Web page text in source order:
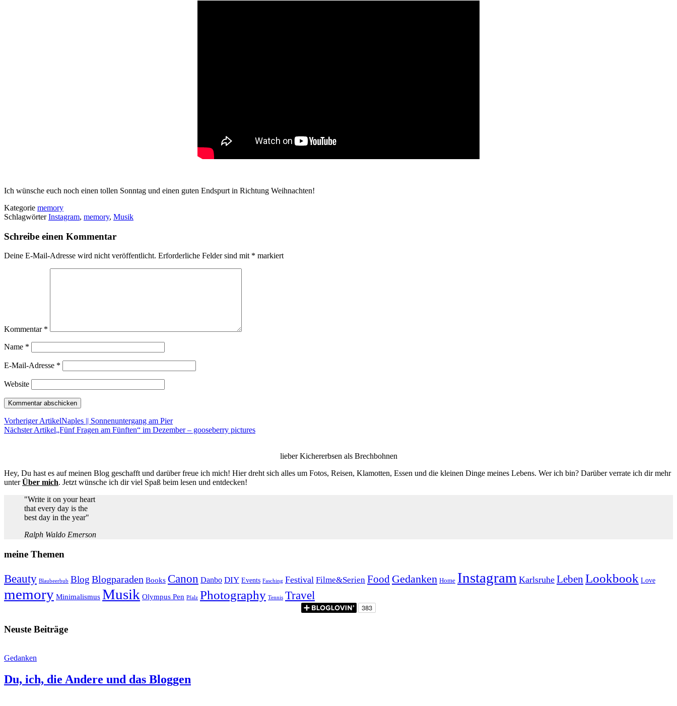
Ich wünsche euch noch einen tollen Sonntag und einen guten Endspurt in Richtung Weihnachten!
Kategorie memory
SchlagwörterInstagram, memory, Musik
Schreibe einen Kommentar
Deine E-Mail-Adresse wird nicht veröffentlicht. Erforderliche Felder sind mit * markiert
Kommentar *
Name *
E-Mail-Adresse *
Website
Vorheriger ArtikelNaples || Sonnenuntergang am Pier
Nächster Artikel„Fünf Fragen am Fünften“ im Dezember – gooseberry pictures
lieber Kichererbsen als Brechbohnen
Hey, Du hast es auf meinen Blog geschafft und darüber freue ich mich! Hier dreht sich alles um Fotos, Reisen, Klamotten, Essen und die kleinen Dinge meines Lebens. Wer ich bin? Darüber verrate ich dir mehr
unterÜber mich. Jetzt wünsche ich dir viel Spaß beim lesen und entdecken!
"Write it on your heart
that every day is the
best day in the year"
Ralph Waldo Emerson
meine Themen
Beauty Blaubeerbub Blog Blogparaden Books Canon Danbo DIY Events Fasching Festival Filme&Serien Food Gedanken Home Instagram Karlsruhe Leben Lookbook Love
memory Minimalismus Musik Olympus Pen Pfalz Photography Tennis Travel
Neuste Beiträge
Gedanken
Du, ich, die Andere und das Bloggen